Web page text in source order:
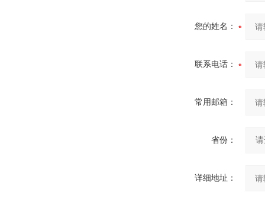
您的姓名：
联系电话：
常用邮箱：
省份：
详细地址：